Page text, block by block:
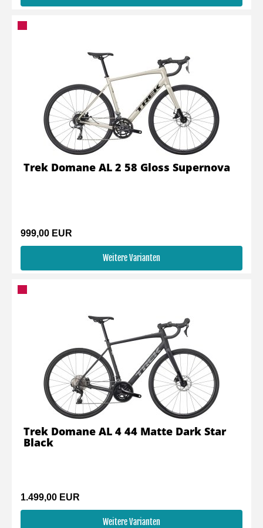
999,00 EUR
Weitere Varianten
Trek Domane AL 2 58 Gloss Supernova
1.499,00 EUR
Weitere Varianten
Trek Domane AL 4 44 Matte Dark Star
Black